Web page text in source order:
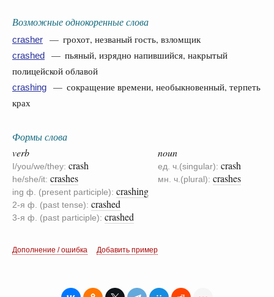
Возможные однокоренные слова
crasher — грохот, незваный гость, взломщик
crashed
— пьяный, изрядно напившийся, накрытый
полицейской облавой
crashing
— сокращение времени, необыкновенный, терпеть
крах
Формы слова
verb
I/you/we/they: crash
he/she/it: crashes
ing ф. (present participle): crashing
2-я ф. (past tense): crashed
3-я ф. (past participle): crashed
noun
ед. ч.(singular): crash
мн. ч.(plural): crashes
Дополнение / ошибка Добавить пример